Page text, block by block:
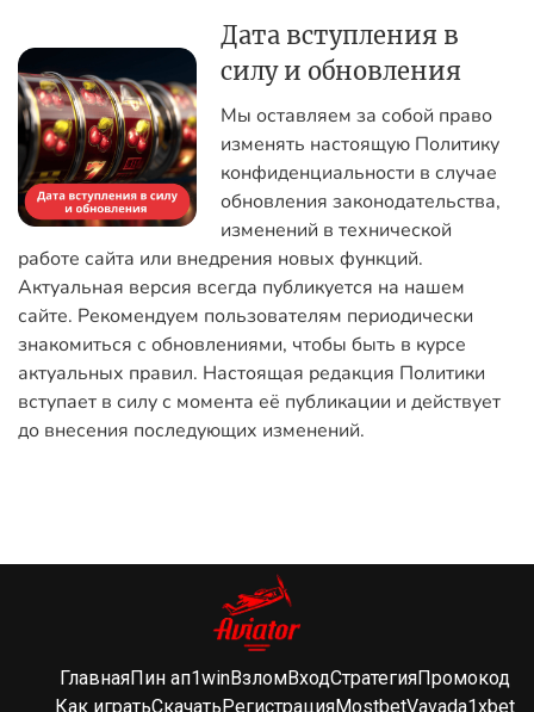
Дата вступления в
силу и обновления
Мы оставляем за собой право
изменять настоящую Политику
конфиденциальности в случае
обновления законодательства,
изменений в технической
работе сайта или внедрения новых функций.
Актуальная версия всегда публикуется на нашем
сайте. Рекомендуем пользователям периодически
знакомиться с обновлениями, чтобы быть в курсе
актуальных правил. Настоящая редакция Политики
вступает в силу с момента её публикации и действует
до внесения последующих изменений.
ГлавнаяПин ап1winВзломВходСтратегияПромокод
Как игратьСкачатьРегистрацияMostbetVavada1xbet